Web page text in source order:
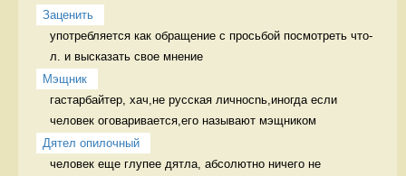
Заценить
употребляется как обращение с просьбой посмотреть что-
л. и высказать свое мнение
Мэщник
гастарбайтер, хач,не русская личносnь,иногда если
человек оговаривается,его называют мэщником
Дятел опилочный
человек еще глупее дятла, абсолютно ничего не